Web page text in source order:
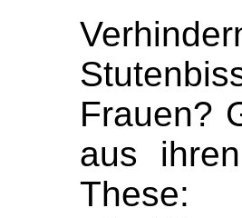
Frauen?
aus
These: